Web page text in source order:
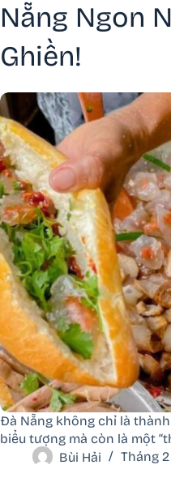
Nẵng Ngon
Ghiền!
Đà Nẵng không chỉ là
biểu tượng mà còn là một
Bùi Hải
Tháng